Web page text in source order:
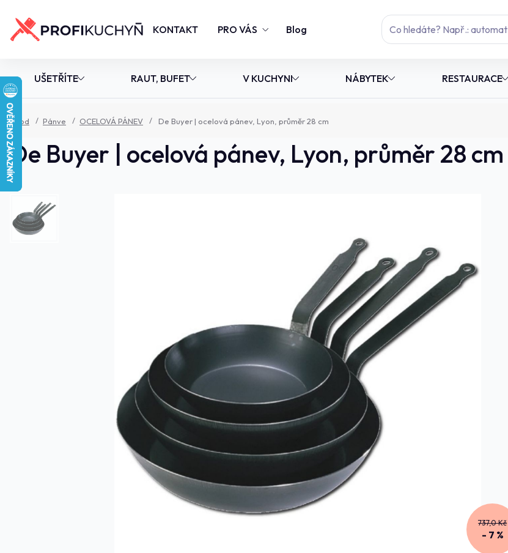
KONTAKT PRO VÁS Blog
UŠETŘÍTE RAUT, BUFET V KUCHYNI NÁBYTEK RESTAURACE
Úvod Pánve OCELOVÁ PÁNEV De Buyer | ocelová pánev, Lyon, průměr 28 cm
De Buyer | ocelová pánev, Lyon, průměr 28 cm
737,0 Kč
- 7 %